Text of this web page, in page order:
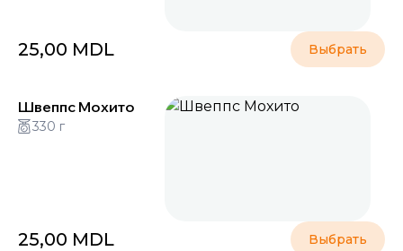
25,00 MDL Выбрать
Швеппс Мохито
330 г
25,00 MDL Выбрать